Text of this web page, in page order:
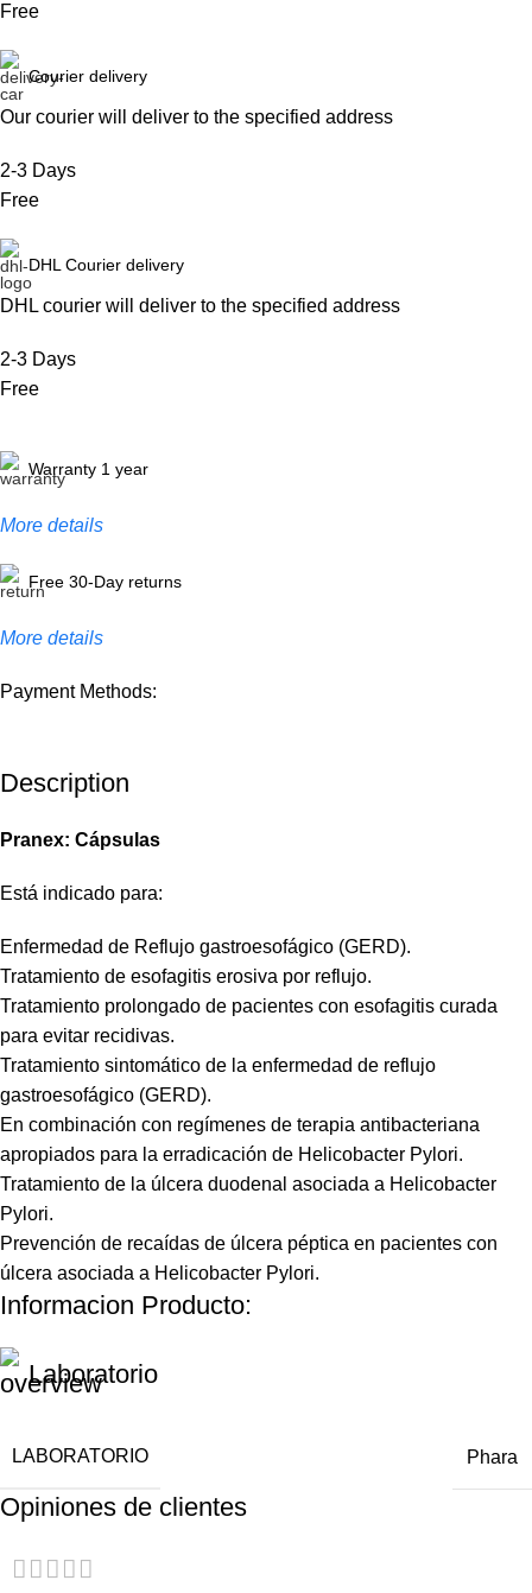
Free
Courier delivery
Our courier will deliver to the specified address
2-3 Days
Free
DHL Courier delivery
DHL courier will deliver to the specified address
2-3 Days
Free
Warranty 1 year
More details
Free 30-Day returns
More details
Payment Methods:
Description
Pranex: Cápsulas
Está indicado para:
Enfermedad de Reflujo gastroesofágico (GERD).
Tratamiento de esofagitis erosiva por reflujo.
Tratamiento prolongado de pacientes con esofagitis curada
para evitar recidivas.
Tratamiento sintomático de la enfermedad de reflujo
gastroesofágico (GERD).
En combinación con regímenes de terapia antibacteriana
apropiados para la erradicación de Helicobacter Pylori.
Tratamiento de la úlcera duodenal asociada a Helicobacter
Pylori.
Prevención de recaídas de úlcera péptica en pacientes con
úlcera asociada a Helicobacter Pylori.
Informacion Producto:
Laboratorio
LABORATORIO Phara
Opiniones de clientes